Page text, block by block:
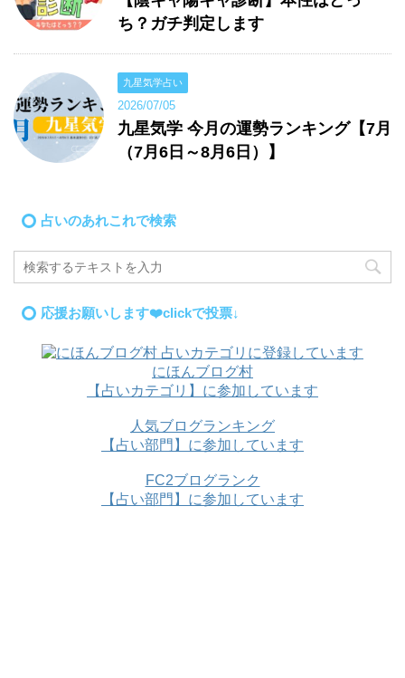
ち？ガチ判定します
九星気学占い
2026/07/05
九星気学 今月の運勢ランキング【7月
（7月6日～8月6日）】
占いのあれこれで検索
応援お願いします❤️clickで投票↓
にほんブログ村
【占いカテゴリ】に参加しています
人気ブログランキング
【占い部門】に参加しています
FC2ブログランク
【占い部門】に参加しています